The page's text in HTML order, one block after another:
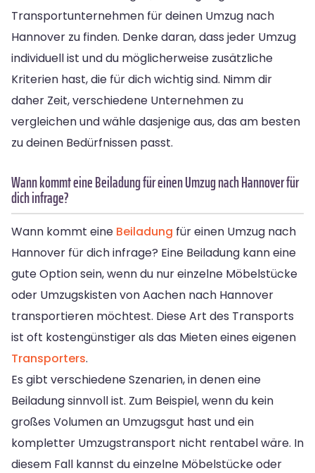
Transportunternehmen für deinen Umzug nach
Hannover zu finden. Denke daran, dass jeder Umzug
individuell ist und du möglicherweise zusätzliche
Kriterien hast, die für dich wichtig sind. Nimm dir
daher Zeit, verschiedene Unternehmen zu
vergleichen und wähle dasjenige aus, das am besten
zu deinen Bedürfnissen passt.
Wann kommt eine Beiladung für einen Umzug nach Hannover für
dich infrage?
Wann kommt eine Beiladung für einen Umzug nach
Hannover für dich infrage? Eine Beiladung kann eine
gute Option sein, wenn du nur einzelne Möbelstücke
oder Umzugskisten von Aachen nach Hannover
transportieren möchtest. Diese Art des Transports
ist oft kostengünstiger als das Mieten eines eigenen
Transporters.
Es gibt verschiedene Szenarien, in denen eine
Beiladung sinnvoll ist. Zum Beispiel, wenn du kein
großes Volumen an Umzugsgut hast und ein
kompletter Umzugstransport nicht rentabel wäre. In
diesem Fall kannst du einzelne Möbelstücke oder